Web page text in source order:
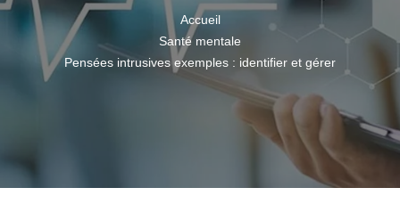
Accueil
Santé mentale
Pensées intrusives exemples : identifier et gérer